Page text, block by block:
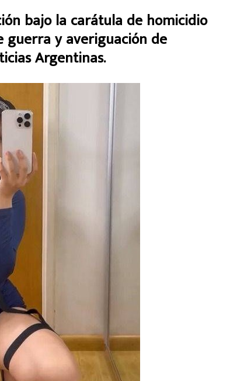
bajo la carátula de homicidio
guerra y averiguación de
Argentinas.